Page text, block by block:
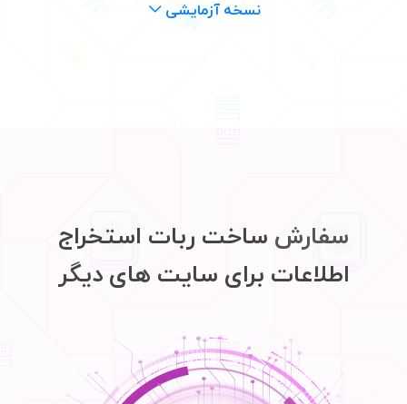
نسخه آزمایشی
سفارش ساخت ربات استخراج
اطلاعات برای سایت های دیگر